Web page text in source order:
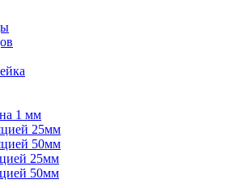
1 мм
25мм
50мм
25мм
50мм